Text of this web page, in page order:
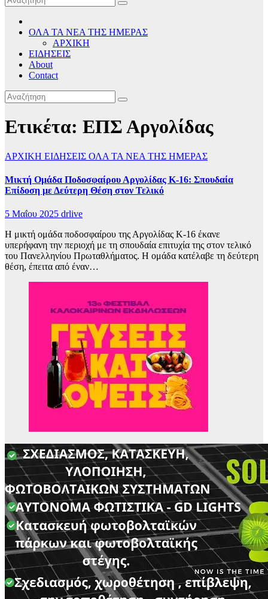
ΟΛΑ ΤΑ ΝΕΑ ΤΗΣ ΗΜΕΡΑΣ
ΑΡΧΙΚΗ
ΕΙΔΗΣΕΙΣ
About
Contact
Ετικέτα: ΕΠΣ Αργολίδας
ΑΡΧΙΚΗ ΕΙΔΗΣΕΙΣ ΟΛΑ ΤΑ ΝΕΑ ΤΗΣ ΗΜΕΡΑΣ
Μικτή Ομάδα Ποδοσφαίρου Αργολίδας K-16: Σπουδαία
Επίδοση με Δεύτερη Θέση στον Τελικό
5 Μαΐου 2025 drlive
Η μικτή ομάδα ποδοσφαίρου της Αργολίδας K-16 έκανε
υπερήφανη την περιοχή με τη σπουδαία επιτυχία της στον τελικό
του Πανελληνίου Πρωταθλήματος. Η ομάδα κατέλαβε τη δεύτερη
θέση, έπειτα από έναν…